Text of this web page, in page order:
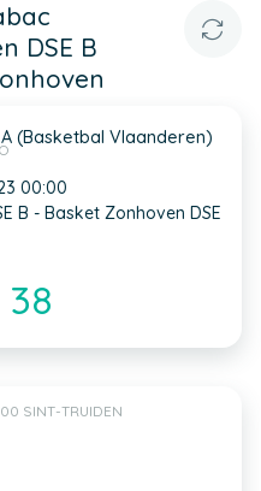
DSE B
(Basketbal Vlaanderen)
00:00
B - Basket Zonhoven DSE
SINT-TRUIDEN